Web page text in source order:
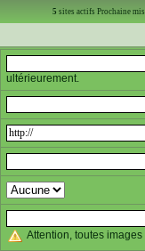
5 sites actifs Prochaine
ultérieurement.
Attention, toutes